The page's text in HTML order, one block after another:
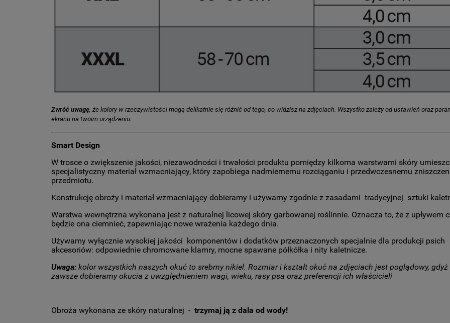
Zwróć uwagę, że kolory w rzeczywistości mogą delikatnie się różnić od tego, co widzisz na zdjęciach. Wszystko zależy od ustawień oraz
ekranu na twoim urządzeniu.
Smart Design
W trosce o zwiększenie jakości, niezawodności i trwałości produktu pomiędzy kilkoma warstwami skóry
specjalistyczny materiał wzmacniający, który zapobiega nadmiernemu rozciąganiu i przedwczesnemu
przedmiotu.
Konstrukcję obroży i materiał wzmacniający dobieramy i używamy zgodnie z zasadami tradycyjnej sztuki
Warstwa wewnętrzna wykonana jest z naturalnej licowej skóry garbowanej roślinnie. Oznacza to, że z upływem
będzie ona ciemnieć, zapewniając nowe wrażenia każdego dnia.
Używamy wyłącznie wysokiej jakości komponentów i dodatków przeznaczonych specjalnie dla produkcji psich
akcesoriów: odpowiednie chromowane klamry, mocne spawane półkółka i nity kaletnicze.
Uwaga: kolor wszystkich naszych okuć to srebrny nikiel. Rozmiar i kształt okuć na zdjęciach jest poglądowy, gdyż
zawsze dobieramy okucia z uwzględnieniem wagi, wieku, rasy psa oraz preferencji ich właścicieli
Obroża wykonana ze skóry naturalnej - trzymaj ją z dala od wody!